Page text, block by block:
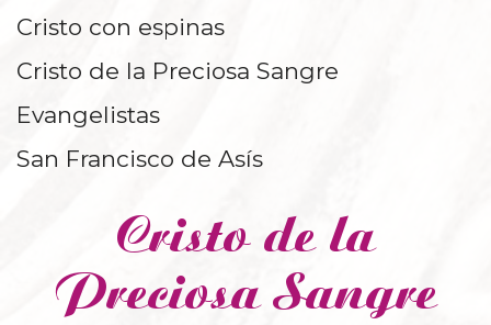
Cristo con espinas
Cristo de la Preciosa Sangre
Evangelistas
San Francisco de Asís
Cristo de la
Preciosa Sangre